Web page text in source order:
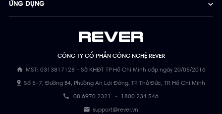
CÔNG TY CỔ PHẦN CÔNG NGHỆ REVER
MST: 0313817128 - Sở KHĐT TP Hồ Chí Minh cấp ngày 20/05/2016
Số 5-7, Đường B4, Phường An Lợi Đông, TP. Thủ Đức, TP. Hồ Chí Minh
08 6970 2321 - 1800 234 546
support@rever.vn
ỨNG DỤNG